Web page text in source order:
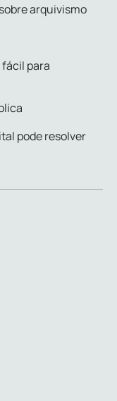
arquivismo
para
pode resolver